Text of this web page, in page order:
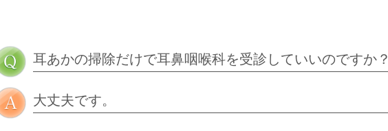
耳あかの掃除だけで耳鼻咽喉科を受診していいのですか？
大丈夫です。